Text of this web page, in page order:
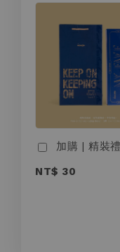
加購 | 精裝
NT$ 30